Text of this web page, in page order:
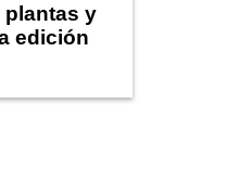
plantas y
edición